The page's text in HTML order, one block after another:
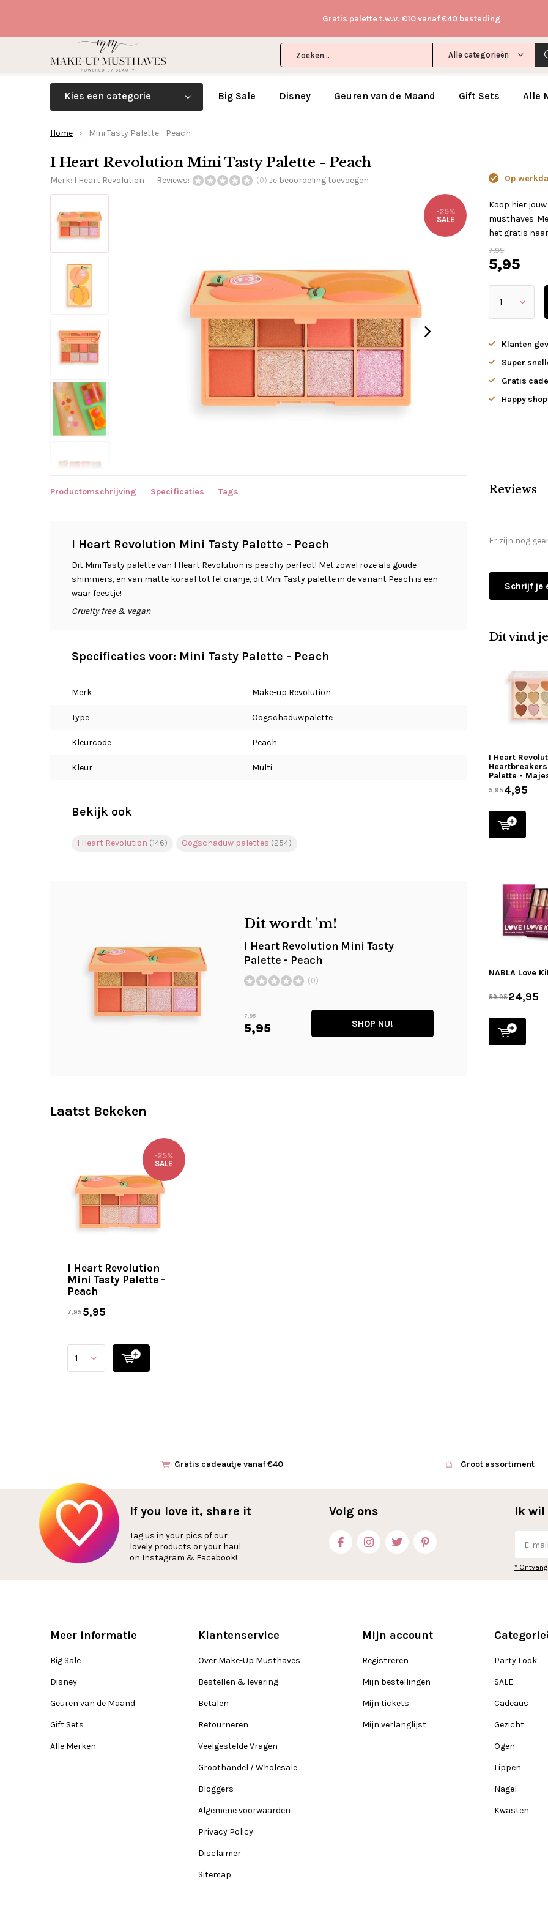
Alle categorieën
Gratis palette t.w.v. €10 vanaf €40 besteding
Kies een categorie Big Sale Disney Geuren van de Maand Gift Sets Alle
Home Mini Tasty Palette - Peach
I Heart Revolution Mini Tasty Palette - Peach
Merk: I Heart Revolution Reviews: (0) Je beoordeling toevoegen
-25%
SALE
Op
Koop hier
musthaves.
het gratis
7,95
5,95
Klanten
Super
Gratis
Happy
Productomschrijving Specificaties Tags
I Heart Revolution Mini Tasty Palette - Peach
Dit Mini Tasty palette van I Heart Revolution is peachy perfect! Met zowel roze als goude
shimmers, en van matte koraal tot fel oranje, dit Mini Tasty palette in de variant Peach is een
waar feestje!
Cruelty free & vegan
Specificaties voor: Mini Tasty Palette - Peach
Merk Make-up Revolution
Type Oogschaduwpalette
Kleurcode Peach
Kleur Multi
Bekijk ook
I Heart Revolution (146) Oogschaduw palettes (254)
Dit wordt 'm!
I Heart Revolution Mini Tasty
Palette - Peach
(0)
7,95
5,95 SHOP NU!
Reviews
Er zijn nog
Schrijf je
Dit vind
I Heart
Heartbreakers
Palette -
5,954,95
NABLA Love
59,9524,95
Laatst Bekeken
I Heart Revolution
Mini Tasty Palette -
Peach
-25%
SALE
7,955,95
Gratis cadeautje vanaf €40 Groot assortiment
If you love it, share it
Tag us in your pics of our
lovely products or your haul
on Instagram & Facebook!
Volg ons Ik wil
*
Meer informatie
Big Sale
Disney
Geuren van de Maand
Gift Sets
Alle Merken
Klantenservice
Over Make-Up Musthaves
Bestellen & levering
Betalen
Retourneren
Veelgestelde Vragen
Groothandel / Wholesale
Bloggers
Algemene voorwaarden
Privacy Policy
Disclaimer
Sitemap
Mijn account
Registreren
Mijn bestellingen
Mijn tickets
Mijn verlanglijst
Party Look
SALE
Cadeaus
Gezicht
Ogen
Lippen
Nagel
Kwasten